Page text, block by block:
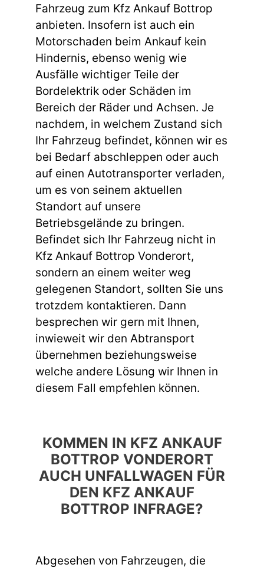
Fahrzeug zum Kfz Ankauf Bottrop
anbieten. Insofern ist auch ein
Motorschaden beim Ankauf kein
Hindernis, ebenso wenig wie
Ausfälle wichtiger Teile der
Bordelektrik oder Schäden im
Bereich der Räder und Achsen. Je
nachdem, in welchem Zustand sich
Ihr Fahrzeug befindet, können wir es
bei Bedarf abschleppen oder auch
auf einen Autotransporter verladen,
um es von seinem aktuellen
Standort auf unsere
Betriebsgelände zu bringen.
Befindet sich Ihr Fahrzeug nicht in
Kfz Ankauf Bottrop Vonderort,
sondern an einem weiter weg
gelegenen Standort, sollten Sie uns
trotzdem kontaktieren. Dann
besprechen wir gern mit Ihnen,
inwieweit wir den Abtransport
übernehmen beziehungsweise
welche andere Lösung wir Ihnen in
diesem Fall empfehlen können.
KOMMEN IN KFZ ANKAUF
BOTTROP VONDERORT
AUCH UNFALLWAGEN FÜR
DEN KFZ ANKAUF
BOTTROP INFRAGE?
Abgesehen von Fahrzeugen, die